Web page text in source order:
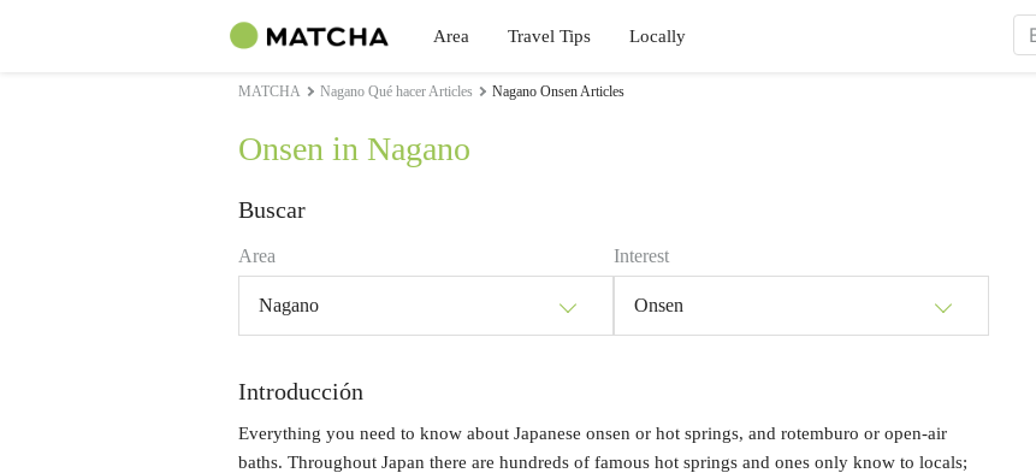
Area Travel Tips Locally
MATCHA Nagano Qué hacer Articles Nagano Onsen Articles
Onsen in Nagano
Buscar
Area
Nagano
Interest
Onsen
Introducción
Everything you need to know about Japanese onsen or hot springs, and rotemburo or open-air
baths. Throughout Japan there are hundreds of famous hot springs and ones only know to locals;